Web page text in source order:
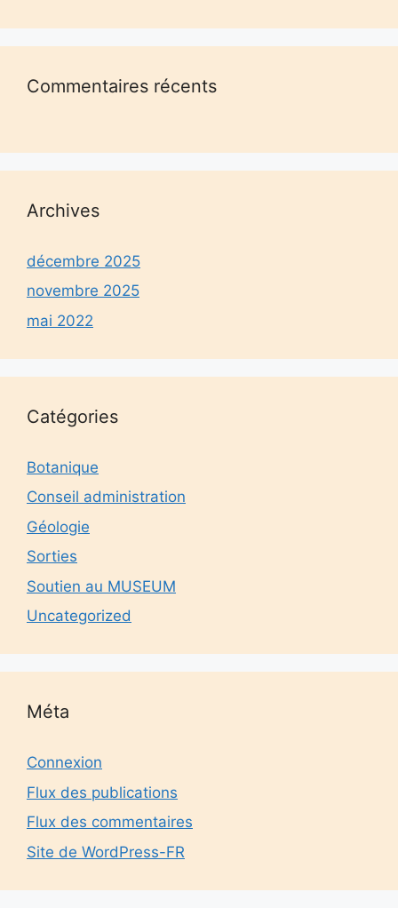
Commentaires récents
Archives
décembre 2025
novembre 2025
mai 2022
Catégories
Botanique
Conseil administration
Géologie
Sorties
Soutien au MUSEUM
Uncategorized
Méta
Connexion
Flux des publications
Flux des commentaires
Site de WordPress-FR